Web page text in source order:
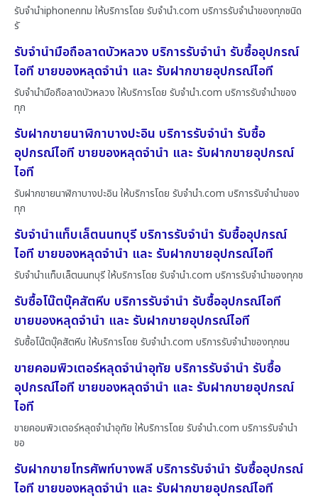
รับจำนำiphoneกทม ให้บริการโดย รับจํานํา.com บริการรับจำนำของทุกชนิด
รั
รับจำนำมือถือลาดบัวหลวง บริการรับจำนำ รับซื้ออุปกรณ์
ไอที ขายของหลุดจำนำ และ รับฝากขายอุปกรณ์ไอที
รับจำนำมือถือลาดบัวหลวง ให้บริการโดย รับจํานํา.com บริการรับจำนำของ
ทุก
รับฝากขายนาฬิกาบางปะอิน บริการรับจำนำ รับซื้อ
อุปกรณ์ไอที ขายของหลุดจำนำ และ รับฝากขายอุปกรณ์
ไอที
รับฝากขายนาฬิกาบางปะอิน ให้บริการโดย รับจํานํา.com บริการรับจำนำของ
ทุก
รับจำนำแท็บเล็ตนนทบุรี บริการรับจำนำ รับซื้ออุปกรณ์
ไอที ขายของหลุดจำนำ และ รับฝากขายอุปกรณ์ไอที
รับจำนำแท็บเล็ตนนทบุรี ให้บริการโดย รับจํานํา.com บริการรับจำนำของทุกช
รับซื้อโน๊ตบุ๊คสัตหีบ บริการรับจำนำ รับซื้ออุปกรณ์ไอที
ขายของหลุดจำนำ และ รับฝากขายอุปกรณ์ไอที
รับซื้อโน๊ตบุ๊คสัตหีบ ให้บริการโดย รับจํานํา.com บริการรับจำนำของทุกชน
ขายคอมพิวเตอร์หลุดจำนำอุทัย บริการรับจำนำ รับซื้อ
อุปกรณ์ไอที ขายของหลุดจำนำ และ รับฝากขายอุปกรณ์
ไอที
ขายคอมพิวเตอร์หลุดจำนำอุทัย ให้บริการโดย รับจํานํา.com บริการรับจำนำ
ขอ
รับฝากขายโทรศัพท์บางพลี บริการรับจำนำ รับซื้ออุปกรณ์
ไอที ขายของหลุดจำนำ และ รับฝากขายอุปกรณ์ไอที